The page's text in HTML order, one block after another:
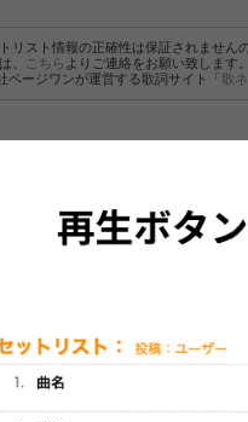
スト情報の正確性は保証されません
、
こちら よりご連絡をお願い致します。
ページワンが運営する歌詞サイト「歌